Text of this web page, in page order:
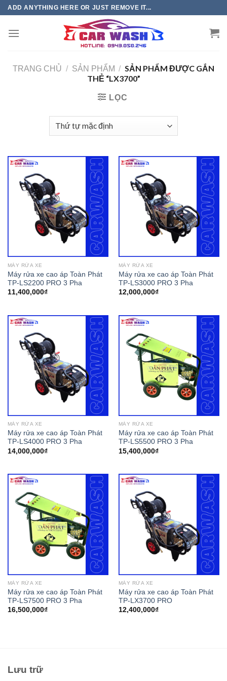
Chuyển
phần
ADD ANYTHING HERE OR JUST REMOVE IT...
TRANG CHỦ / SẢN PHẨM / SẢN PHẨM ĐƯỢC GẮN
THẺ “LX3700”
LỌC
MÁY RỬA XE
Máy rửa xe cao áp Toàn Phát
TP-LS2200 PRO 3 Pha
11,400,000₫
MÁY RỬA XE
Máy rửa xe cao áp Toàn Phát
TP-LS3000 PRO 3 Pha
12,000,000₫
MÁY RỬA XE
Máy rửa xe cao áp Toàn Phát
TP-LS4000 PRO 3 Pha
14,000,000₫
MÁY RỬA XE
Máy rửa xe cao áp Toàn Phát
TP-LS5500 PRO 3 Pha
15,400,000₫
MÁY RỬA XE
Máy rửa xe cao áp Toàn Phát
TP-LS7500 PRO 3 Pha
16,500,000₫
MÁY RỬA XE
Máy rửa xe cao áp Toàn Phát
TP-LX3700 PRO
12,400,000₫
Lưu trữ